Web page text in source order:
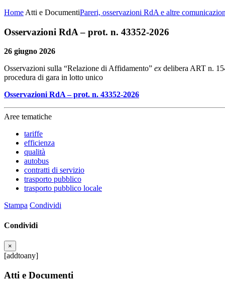
Home Atti e DocumentiPareri, osservazioni RdA e altre
Osservazioni RdA – prot. n. 43352-2026
26 giugno 2026
Osservazioni sulla “Relazione di Affidamento” ex delibera ART n.
procedura di gara in lotto unico
Osservazioni RdA – prot. n. 43352-2026
Aree tematiche
tariffe
efficienza
qualità
autobus
contratti di servizio
trasporto pubblico
trasporto pubblico locale
Stampa Condividi
Condividi
×
[addtoany]
Atti e Documenti